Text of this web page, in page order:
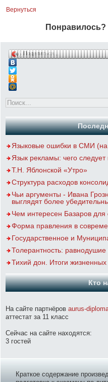
Вернуться
Понравилось?
Поделиться…
Языковые ошибки в СМИ (на
Язык рекламы: чего следует
Т.Н. Яблонской «Утро»
Структура расходов
Чьи аргументы - Ивана
выглядят более
Чем интересен Базаров для
Форма правления в
Государственное и
Толерантность:
Тихий дон. Итоги
Кто
На сайте партнёров aurus-
аттестат за 11 класс
Сейчас на сайте находятся:
3 гостей
Краткое содержание